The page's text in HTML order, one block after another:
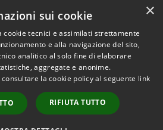
Copyright © 2026 • Comune di
Municipium•
Accesso
redazione
×
sui cookie
cookie tecnici e assimilati strettamente
e alla navigazione del sito,
analitico al solo fine di elaborare
aggregate e anonime.
la cookie policy al seguente link
RIFIUTA TUTTO